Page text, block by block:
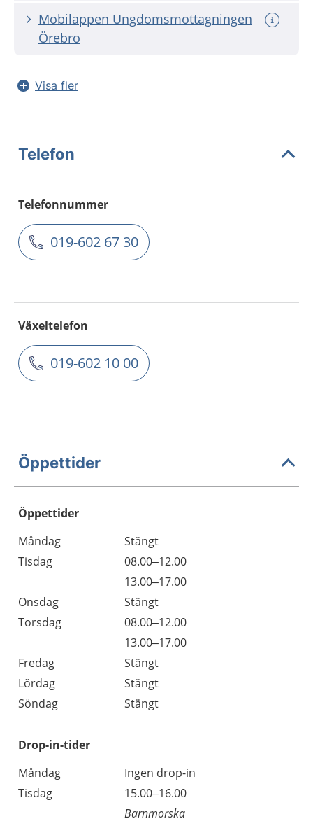
Mobilappen Ungdomsmottagningen
Örebro
Visa fler
Telefon
Telefonnummer
019-602 67 30
Växeltelefon
019-602 10 00
Öppettider
Öppettider
Dag
Öppettider
Kommentarer
Måndag
Stängt
Tisdag
08.00–12.00
13.00–17.00
Onsdag
Stängt
Torsdag
08.00–12.00
13.00–17.00
Fredag
Stängt
Lördag
Stängt
Söndag
Stängt
Drop-in-tider
Måndag
Ingen drop-in
Tisdag
15.00–16.00
Barnmorska